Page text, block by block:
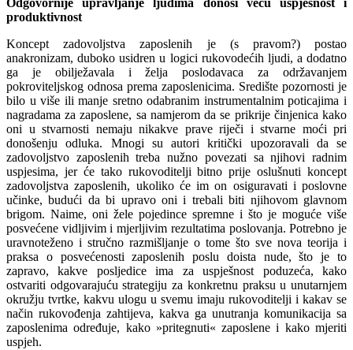
Odgovornije upravljanje ljudima donosi veću uspješnost i
produktivnost
Koncept zadovoljstva zaposlenih je (s pravom?) postao
anakronizam, duboko usidren u logici rukovodećih ljudi, a dodatno
ga je obilježavala i želja poslodavaca za održavanjem
pokroviteljskog odnosa prema zaposlenicima. Središte pozornosti je
bilo u više ili manje sretno odabranim instrumentalnim poticajima i
nagradama za zaposlene, sa namjerom da se prikrije činjenica kako
oni u stvarnosti nemaju nikakve prave riječi i stvarne moći pri
donošenju odluka. Mnogi su autori kritički upozoravali da se
zadovoljstvo zaposlenih treba nužno povezati sa njihovi radnim
uspjesima, jer će tako rukovoditelji bitno prije oslušnuti koncept
zadovoljstva zaposlenih, ukoliko će im on osiguravati i poslovne
učinke, budući da bi upravo oni i trebali biti njihovom glavnom
brigom. Naime, oni žele pojedince spremne i što je moguće više
posvećene vidljivim i mjerljivim rezultatima poslovanja. Potrebno je
uravnoteženo i stručno razmišljanje o tome što sve nova teorija i
praksa o posvećenosti zaposlenih poslu doista nude, što je to
zapravo, kakve posljedice ima za uspješnost poduzeća, kako
ostvariti odgovarajuću strategiju za konkretnu praksu u unutarnjem
okružju tvrtke, kakvu ulogu u svemu imaju rukovoditelji i kakav se
način rukovođenja zahtijeva, kakva ga unutranja komunikacija sa
zaposlenima određuje, kako »pritegnuti« zaposlene i kako mjeriti
uspjeh.